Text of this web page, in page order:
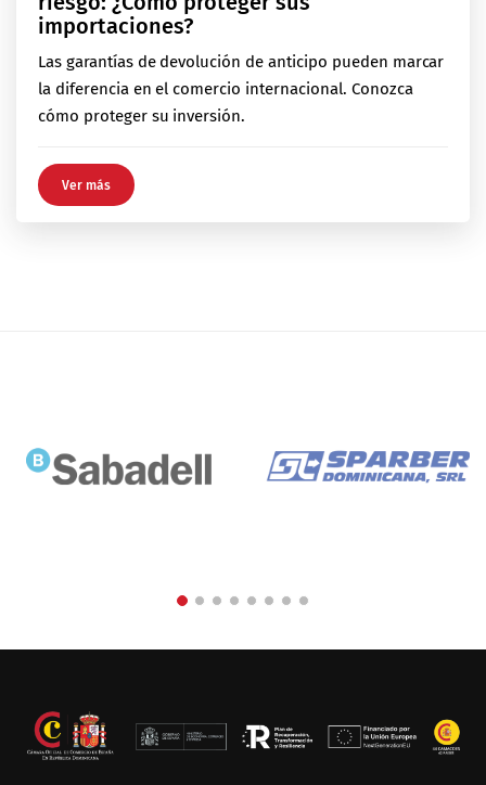
importaciones?
Las garantías de devolución de anticipo pueden marcar
la diferencia en el comercio internacional. Conozca
cómo proteger su inversión.
Ver más